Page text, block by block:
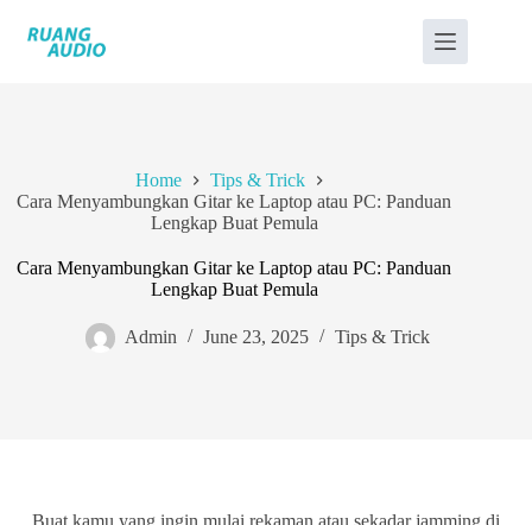
Home
Tips & Trick
Cara Menyambungkan Gitar ke Laptop atau PC: Panduan
Lengkap Buat Pemula
Cara Menyambungkan Gitar ke Laptop atau PC: Panduan
Lengkap Buat Pemula
Admin June 23, 2025 Tips & Trick
Buat kamu yang ingin mulai rekaman atau sekadar jamming di